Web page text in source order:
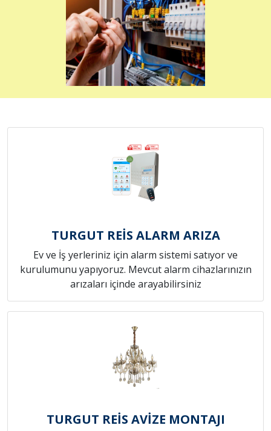
TURGUT REİS ALARM ARIZA
Ev ve İş yerleriniz için alarm sistemi satıyor ve
kurulumunu yapıyoruz. Mevcut alarm cihazlarınızın
arızaları içinde arayabilirsiniz
TURGUT REİS AVİZE MONTAJI